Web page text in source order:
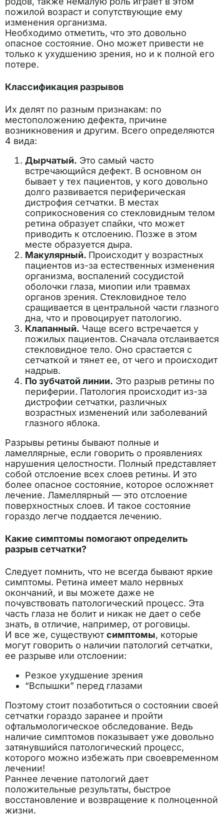
пожилой возраст и сопутствующие ему
изменения организма.
Необходимо отметить, что это довольно
опасное состояние. Оно может привести не
только к ухудшению зрения, но и к полной его
потере.
Классификация разрывов
Их делят по разным признакам: по
местоположению дефекта, причине
возникновения и другим. Всего определяются
4 вида:
Дырчатый. Это самый часто
встречающийся дефект. В основном он
бывает у тех пациентов, у кого довольно
долго развивается периферическая
дистрофия сетчатки. В местах
соприкосновения со стекловидным телом
ретина образует спайки, что может
приводить к отслоению. Позже в этом
месте образуется дыра.
Макулярный. Происходит у возрастных
пациентов из-за естественных изменения
организма, воспалений сосудистой
оболочки глаза, миопии или травмах
органов зрения. Стекловидное тело
сращивается в центральной части глазного
дна, что и провоцирует патологию.
Клапанный. Чаще всего встречается у
пожилых пациентов. Сначала отслаивается
стекловидное тело. Оно срастается с
сетчаткой и тянет ее, от чего и происходит
надрыв.
По зубчатой линии. Это разрыв ретины по
периферии. Патология происходит из-за
дистрофии сетчатки, различных
возрастных изменений или заболеваний
глазного яблока.
Разрывы ретины бывают полные и
ламеллярные, если говорить о проявлениях
нарушения целостности. Полный представляет
собой отслоение всех слоев ретины. И это
более опасное состояние, которое осложняет
лечение. Ламеллярный — это отслоение
поверхностных слоев. И такое состояние
гораздо легче поддается лечению.
Какие симптомы помогают определить
разрыв сетчатки?
Следует помнить, что не всегда бывают яркие
симптомы. Ретина имеет мало нервных
окончаний, и вы можете даже не
почувствовать патологический процесс. Эта
часть глаза не болит и никак не дает о себе
знать, в отличие, например, от роговицы.
И все же, существуютсимптомы, которые
могут говорить о наличии патологий сетчатки,
ее разрыве или отслоении:
Резкое ухудшение зрения
“Вспышки” перед глазами
Поэтому стоит позаботиться о состоянии своей
сетчатки гораздо заранее и пройти
офтальмологическое обследование. Ведь
наличие симптомов показывает уже довольно
затянувшийся патологический процесс,
которого можно избежать при своевременном
лечении!
Раннее лечение патологий дает
положительные результаты, быстрое
восстановление и возвращение к полноценной
жизни.